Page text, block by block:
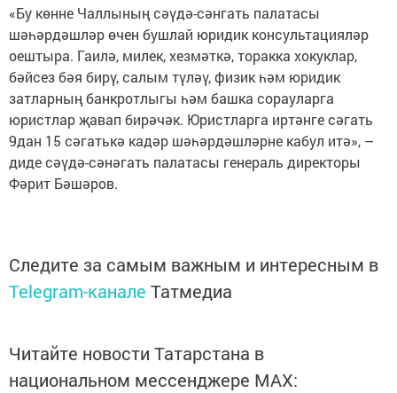
«Бу көнне Чаллының сәүдә-сәнгать палатасы
шәһәрдәшләр өчен бушлай юридик консультацияләр
оештыра. Гаилә, милек, хезмәткә, торакка хокуклар,
бәйсез бәя бирү, салым түләү, физик һәм юридик
затларның банкротлыгы һәм башка сорауларга
юристлар җавап бирәчәк. Юристларга иртәнге сәгать
9дан 15 сәгатькә кадәр шәһәрдәшләрне кабул итә», –
диде сәүдә-сәнәгать палатасы генераль директоры
Фәрит Бәшәров.
Следите за самым важным и интересным в
Telegram-канале Татмедиа
Читайте новости Татарстана в
национальном мессенджере MАХ: